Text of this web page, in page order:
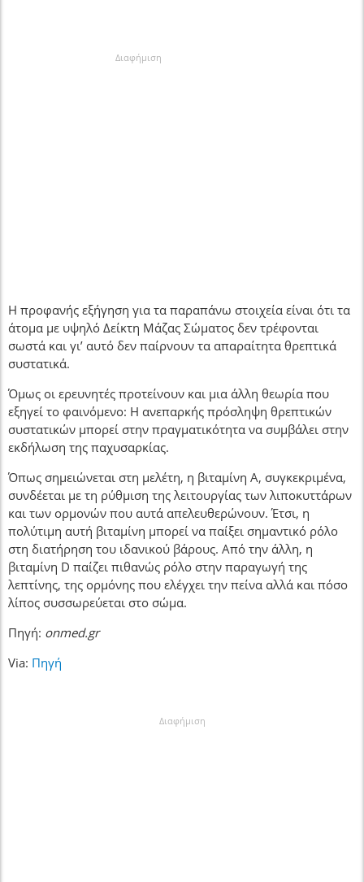
Διαφήμιση
Η προφανής εξήγηση για τα παραπάνω στοιχεία είναι ότι τα
άτομα με υψηλό Δείκτη Μάζας Σώματος δεν τρέφονται
σωστά και γι’ αυτό δεν παίρνουν τα απαραίτητα θρεπτικά
συστατικά.
Όμως οι ερευνητές προτείνουν και μια άλλη θεωρία που
εξηγεί το φαινόμενο: Η ανεπαρκής πρόσληψη θρεπτικών
συστατικών μπορεί στην πραγματικότητα να συμβάλει στην
εκδήλωση της παχυσαρκίας.
Όπως σημειώνεται στη μελέτη, η βιταμίνη Α, συγκεκριμένα,
συνδέεται με τη ρύθμιση της λειτουργίας των λιποκυττάρων
και των ορμονών που αυτά απελευθερώνουν. Έτσι, η
πολύτιμη αυτή βιταμίνη μπορεί να παίξει σημαντικό ρόλο
στη διατήρηση του ιδανικού βάρους. Από την άλλη, η
βιταμίνη D παίζει πιθανώς ρόλο στην παραγωγή της
λεπτίνης, της ορμόνης που ελέγχει την πείνα αλλά και πόσο
λίπος συσσωρεύεται στο σώμα.
Πηγή: onmed.gr
Via: Πηγή
Διαφήμιση